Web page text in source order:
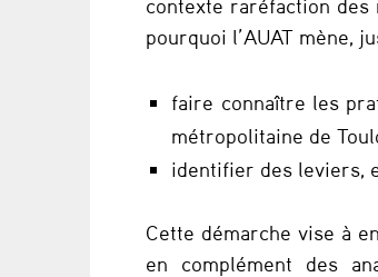
:
u
é
pourquoi l’AUAT mène,
faire connaître les
métropolitaine de
identifier des leviers,
Cette démarche vise à
en complément des